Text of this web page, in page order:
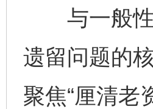
与一般性
遗留问题的
聚焦“厘清老